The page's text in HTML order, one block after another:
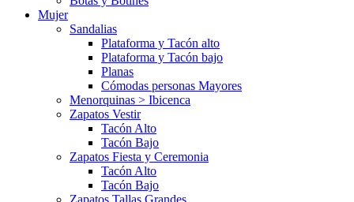
Mujer
Sandalias
Plataforma y Tacón alto
Plataforma y Tacón bajo
Planas
Cómodas personas Mayores
Menorquinas > Ibicenca
Zapatos Vestir
Tacón Alto
Tacón Bajo
Zapatos Fiesta y Ceremonia
Tacón Alto
Tacón Bajo
Zapatos Tallas Grandes